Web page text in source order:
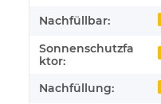
Nachfüllbar:
Sonnenschutzfa
ktor:
Nachfüllung: